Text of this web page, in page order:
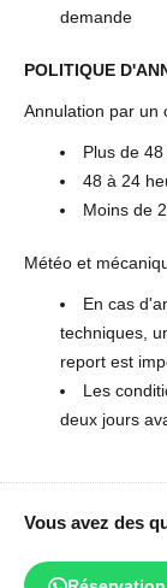
demande
POLITIQUE
Annulation par un
Plus de
48 à 24
Moins de
Météo et
En cas
techniques,
report est
Les
deux jours
Vous avez des